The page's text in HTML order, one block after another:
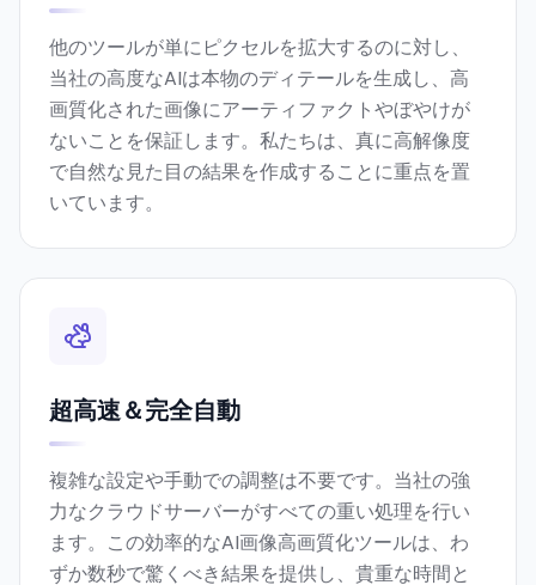
他のツールが単にピクセルを拡大するのに対し、
当社の高度なAIは本物のディテールを生成し、高
画質化された画像にアーティファクトやぼやけが
ないことを保証します。私たちは、真に高解像度
で自然な見た目の結果を作成することに重点を置
いています。
超高速＆完全自動
複雑な設定や手動での調整は不要です。当社の強
力なクラウドサーバーがすべての重い処理を行い
ます。この効率的なAI画像高画質化ツールは、わ
ずか数秒で驚くべき結果を提供し、貴重な時間と